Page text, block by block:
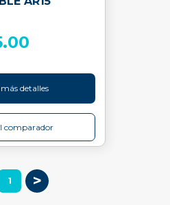
detalles
comparador
1 >